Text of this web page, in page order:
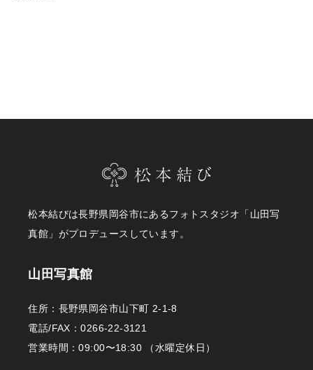
松本結びは長野県岡谷市にあるフォトスタジオ「山田写
真館」がプロデュースしています。
山田写真館
住所：長野県岡谷市山下町 2-1-8
電話/FAX：0266-22-3121
営業時間：09:00〜18:30 （水曜定休日）